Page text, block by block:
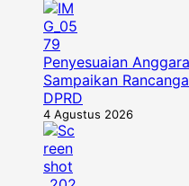
Penyesuaian
Sampaikan
DPRD
4 Agustus 2026